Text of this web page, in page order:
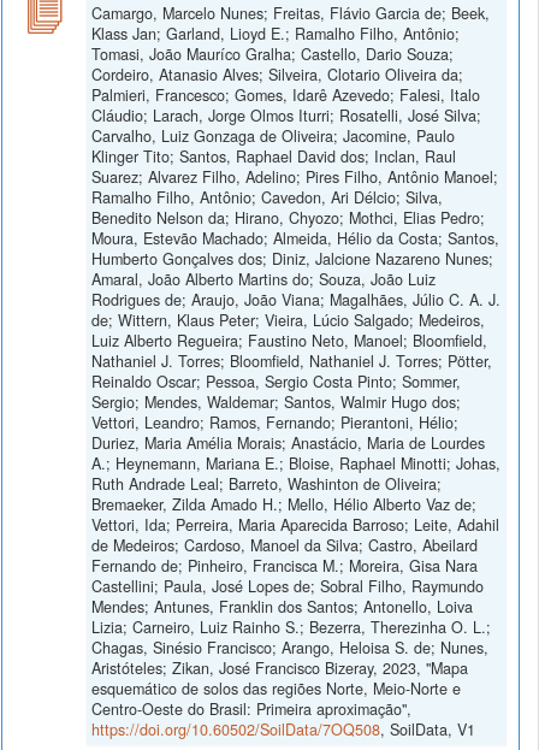
Camargo, Marcelo Nunes; Freitas, Flávio Garcia de; Beek,
Klass Jan; Garland, Lioyd E.; Ramalho Filho, Antônio;
Tomasi, João Mauríco Gralha; Castello, Dario Souza;
Cordeiro, Atanasio Alves; Silveira, Clotario Oliveira da;
Palmieri, Francesco; Gomes, Idarê Azevedo; Falesi, Italo
Cláudio; Larach, Jorge Olmos Iturri; Rosatelli, José Silva;
Carvalho, Luiz Gonzaga de Oliveira; Jacomine, Paulo
Klinger Tito; Santos, Raphael David dos; Inclan, Raul
Suarez; Alvarez Filho, Adelino; Pires Filho, Antônio Manoel;
Ramalho Filho, Antônio; Cavedon, Ari Délcio; Silva,
Benedito Nelson da; Hirano, Chyozo; Mothci, Elias Pedro;
Moura, Estevão Machado; Almeida, Hélio da Costa; Santos,
Humberto Gonçalves dos; Diniz, Jalcione Nazareno Nunes;
Amaral, João Alberto Martins do; Souza, João Luiz
Rodrigues de; Araujo, João Viana; Magalhães, Júlio C. A. J.
de; Wittern, Klaus Peter; Vieira, Lúcio Salgado; Medeiros,
Luiz Alberto Regueira; Faustino Neto, Manoel; Bloomfield,
Nathaniel J. Torres; Bloomfield, Nathaniel J. Torres; Pötter,
Reinaldo Oscar; Pessoa, Sergio Costa Pinto; Sommer,
Sergio; Mendes, Waldemar; Santos, Walmir Hugo dos;
Vettori, Leandro; Ramos, Fernando; Pierantoni, Hélio;
Duriez, Maria Amélia Morais; Anastácio, Maria de Lourdes
A.; Heynemann, Mariana E.; Bloise, Raphael Minotti; Johas,
Ruth Andrade Leal; Barreto, Washinton de Oliveira;
Bremaeker, Zilda Amado H.; Mello, Hélio Alberto Vaz de;
Vettori, Ida; Perreira, Maria Aparecida Barroso; Leite, Adahil
de Medeiros; Cardoso, Manoel da Silva; Castro, Abeilard
Fernando de; Pinheiro, Francisca M.; Moreira, Gisa Nara
Castellini; Paula, José Lopes de; Sobral Filho, Raymundo
Mendes; Antunes, Franklin dos Santos; Antonello, Loiva
Lizia; Carneiro, Luiz Rainho S.; Bezerra, Therezinha O. L.;
Chagas, Sinésio Francisco; Arango, Heloisa S. de; Nunes,
Aristóteles; Zikan, José Francisco Bizeray, 2023, "Mapa
esquemático de solos das regiões Norte, Meio-Norte e
Centro-Oeste do Brasil: Primeira aproximação",
https://doi.org/10.60502/SoilData/7OQ508, SoilData, V1